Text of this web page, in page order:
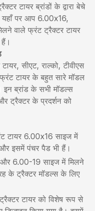
टायर ब्रांडों के द्वारा बेचे
पर आप 6.00x16,
वाले फ्रंट ट्रैक्टर टायर
सीएट, राल्को, टीवीएस
टायर के बहुत सारे मॉडल
इन ब्रांड के सभी मॉडल्स
ट्रैक्टर के प्रदर्शन को
टायर 6.00x16 साइज में
इसमें पंचर पैड भी हैं।
6.00-19 साइज में मिलने
के ट्रैक्टर मॉडल्स के लिए
टायर को विशेष रूप से